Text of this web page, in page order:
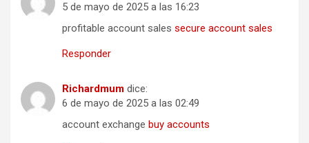
5 de mayo de 2025 a las 16:23
profitable account sales secure account sales
Responder
Richardmum dice:
6 de mayo de 2025 a las 02:49
account exchange buy accounts